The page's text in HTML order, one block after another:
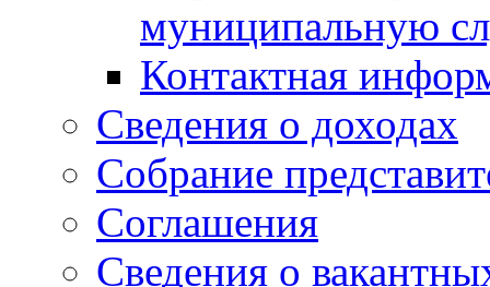
муниципальную
Контактная
Сведения о доходах
Собрание
Соглашения
Сведения о